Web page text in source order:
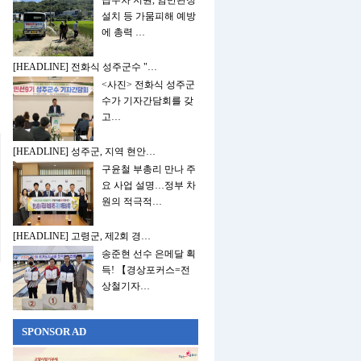
설치 등 가뭄피해 예방
에 총력 …
[HEADLINE] 전화식 성주군수 "…
<사진> 전화식 성주군
수가 기자간담회를 갖
고…
[HEADLINE] 성주군, 지역 현안…
구윤철 부총리 만나 주
요 사업 설명…정부 차
원의 적극적…
[HEADLINE] 고령군, 제2회 경…
송준현 선수 은메달 획
득! 【경상포커스=전
상철기자…
SPONSOR AD